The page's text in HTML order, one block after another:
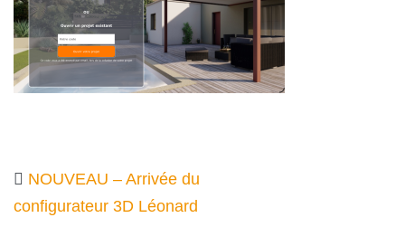
NOUVEAU – Arrivée du
configurateur 3D Léonard